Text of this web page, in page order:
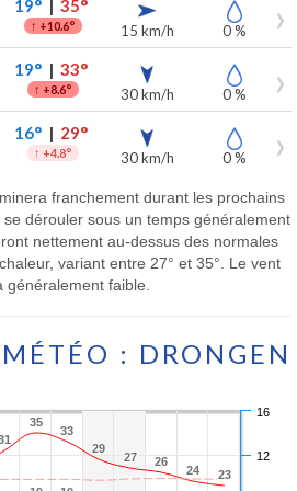
19°| 35°
↑ +10.6° 15 km/h 0 %
19°| 33°
↑ +8.6° 30 km/h 0 %
16°| 29°
↑ +4.8° 30 km/h 0 %
franchement durant les prochains
dérouler sous un temps généralement
nettement au-dessus des normales
variant entre 27° et 35°. Le vent
généralement faible.
: DRONGEN
35
35
33
33
29
29
27
27 26
26
24
24 23
23
12
16